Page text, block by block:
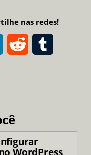
nas redes!
LinkedInRedditTumblr
WordPress